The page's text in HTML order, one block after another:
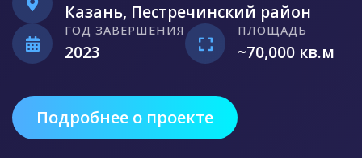
Казань, Пестречинский район
ГОД ЗАВЕРШЕНИЯ
2023
ПЛОЩАДЬ
~70,000 кв.м
Подробнее о проекте